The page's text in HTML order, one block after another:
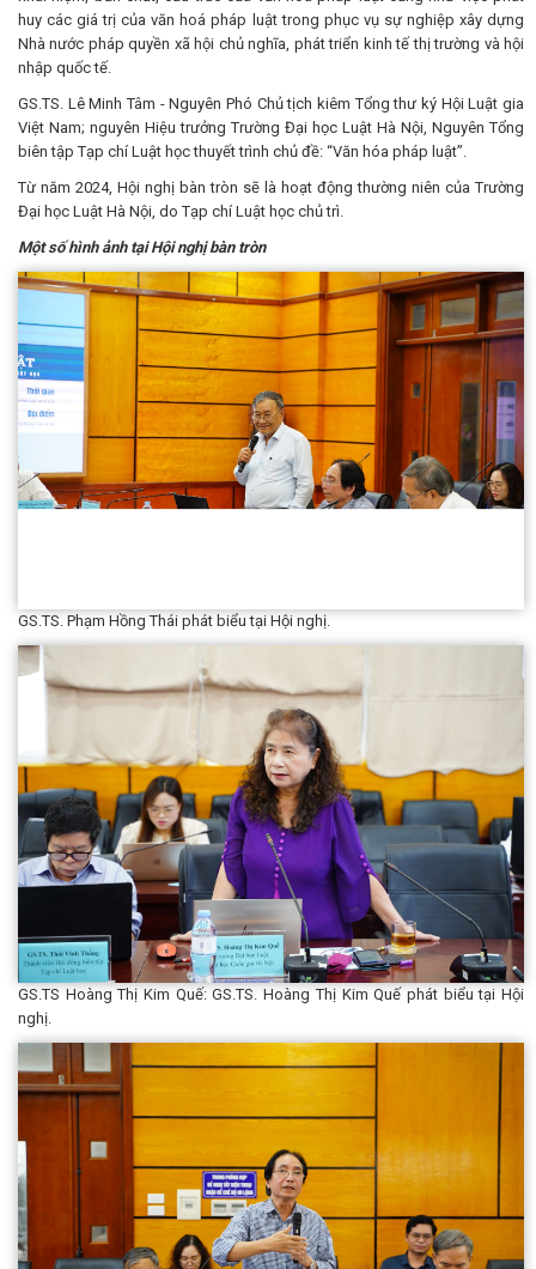
huy các giá trị của văn hoá pháp luật trong phục vụ sự nghiệp xây dựng
Nhà nước pháp quyền xã hội chủ nghĩa, phát triển kinh tế thị trường và hội
nhập quốc tế.
GS.TS. Lê Minh Tâm - Nguyên Phó Chủ tịch kiêm Tổng thư ký Hội Luật gia
Việt Nam; nguyên Hiệu trưởng Trường Đại học Luật Hà Nội, Nguyên Tổng
biên tập Tạp chí Luật học thuyết trình chủ đề: “Văn hóa pháp luật”.
Từ năm 2024, Hội nghị bàn tròn sẽ là hoạt động thường niên của Trường
Đại học Luật Hà Nội, do Tạp chí Luật học chủ trì.
Một số hình ảnh tại Hội nghị bàn tròn
GS.TS. Phạm Hồng Thái phát biểu tại Hội nghị.
GS.TS Hoàng Thị Kim Quế: GS.TS. Hoàng Thị Kim Quế phát biểu tại Hội
nghị.